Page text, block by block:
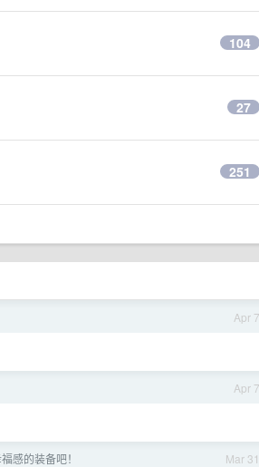
104
27
251
Apr 7
Apr 7
Mar 31
感的装备吧！